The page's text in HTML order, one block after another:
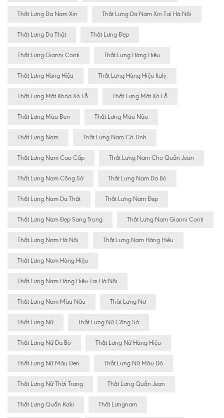
Thắt Lưng Da Nam Xịn Thắt Lưng Da Nam Xịn Tại Hà Nội
Thắt Lưng Da Thật Thắt Lưng Đẹp
Thắt Lưng Gianni Conti Thắt Lưng Hàng Hiêu
Thắt Lưng Hàng Hiệu Thắt Lưng Hàng Hiệu Italy
Thắt Lưng Mặt Khóa Xỏ Lỗ Thắt Lưng Mặt Xỏ Lỗ
Thắt Lưng Màu Đen Thắt Lưng Màu Nâu
Thắt Lưng Nam Thắt Lưng Nam Cá Tính
Thắt Lưng Nam Cao Cấp Thắt Lưng Nam Cho Quần Jean
Thắt Lưng Nam Công Sở Thắt Lưng Nam Da Bò
Thắt Lưng Nam Da Thật Thắt Lưng Nam Đẹp
Thắt Lưng Nam Đẹp Sang Trọng Thắt Lưng Nam Gianni Conti
Thắt Lưng Nam Hà Nội Thắt Lưng Nam Hàng Hiêu
Thắt Lưng Nam Hàng Hiệu
Thắt Lưng Nam Hàng Hiệu Tại Hà Nội
Thắt Lưng Nam Màu Nâu Thăt Lưng Nư
Thắt Lưng Nữ Thắt Lưng Nữ Công Sở
Thắt Lưng Nữ Da Bò Thắt Lưng Nữ Hàng Hiệu
Thắt Lưng Nữ Màu Đen Thắt Lưng Nữ Màu Đỏ
Thắt Lưng Nữ Thời Trang Thắt Lưng Quần Jean
Thắt Lưng Quần Kaki Thắt Lưngnam